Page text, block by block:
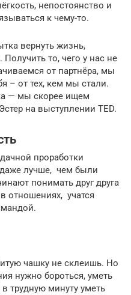
непостоянство и
к чему-то.
вернуть жизнь,
Получить то, чего у нас не
от партнёра, мы
– от тех, кем мы стали.
— мы скорее ищем
на выступлении TED.
проработки
лучше, чем были
понимать друг друга
отношениях, учатся
чашку не склеишь. Но
нужно бороться, уметь
трудную минуту уметь